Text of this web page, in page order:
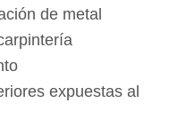
de metal
expuestas al